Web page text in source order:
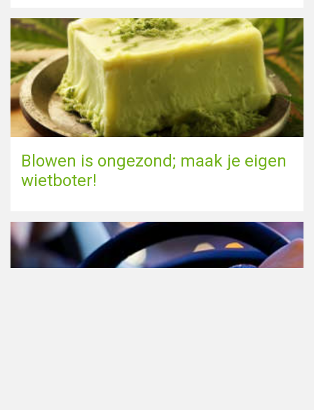
Blowen is ongezond; maak je eigen
wietboter!